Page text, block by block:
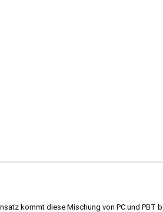
kommt diese Mischung von PC und PBT